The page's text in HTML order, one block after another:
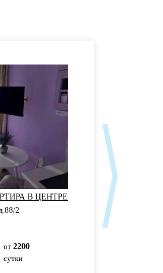
В ЦЕНТРЕ
2
от 2200
сутки
Студия в центре Сочи
ул.Параллельная, д.26
2+2